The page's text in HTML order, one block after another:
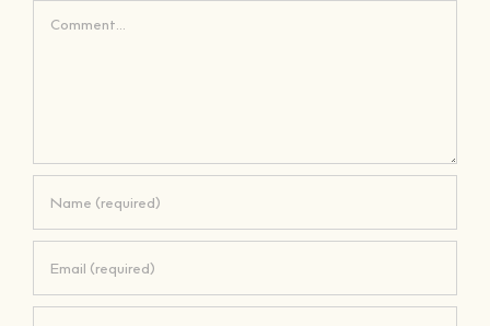
Comment